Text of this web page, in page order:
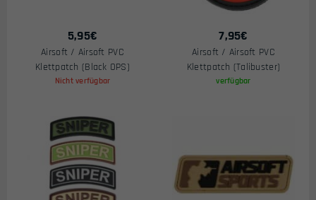
5,95€
Airsoft / Airsoft PVC
Klettpatch (Black OPS)
Nicht verfügbar
7,95€
Airsoft / Airsoft PVC
Klettpatch (Talibuster)
verfügbar